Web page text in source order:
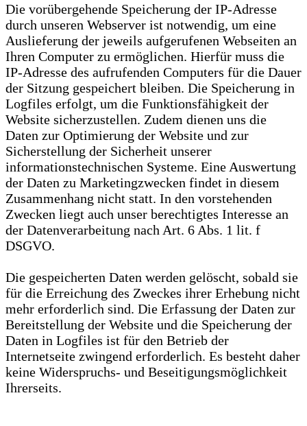
Die vorübergehende Speicherung der IP-Adresse
durch unseren Webserver ist notwendig, um eine
Auslieferung der jeweils aufgerufenen Webseiten an
Ihren Computer zu ermöglichen. Hierfür muss die
IP-Adresse des aufrufenden Computers für die Dauer
der Sitzung gespeichert bleiben. Die Speicherung in
Logfiles erfolgt, um die Funktionsfähigkeit der
Website sicherzustellen. Zudem dienen uns die
Daten zur Optimierung der Website und zur
Sicherstellung der Sicherheit unserer
informationstechnischen Systeme. Eine Auswertung
der Daten zu Marketingzwecken findet in diesem
Zusammenhang nicht statt. In den vorstehenden
Zwecken liegt auch unser berechtigtes Interesse an
der Datenverarbeitung nach Art. 6 Abs. 1 lit. f
DSGVO.
Die gespeicherten Daten werden gelöscht, sobald sie
für die Erreichung des Zweckes ihrer Erhebung nicht
mehr erforderlich sind. Die Erfassung der Daten zur
Bereitstellung der Website und die Speicherung der
Daten in Logfiles ist für den Betrieb der
Internetseite zwingend erforderlich. Es besteht daher
keine Widerspruchs- und Beseitigungsmöglichkeit
Ihrerseits.